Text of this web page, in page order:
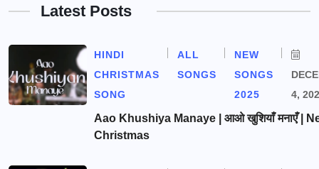
Latest Posts
HINDI
CHRISTMAS
SONG
ALL
SONGS
NEW
SONGS
2025
4,
Aao Khushiya Manaye | आओ खुशियाँ मनाएँ |
Christmas